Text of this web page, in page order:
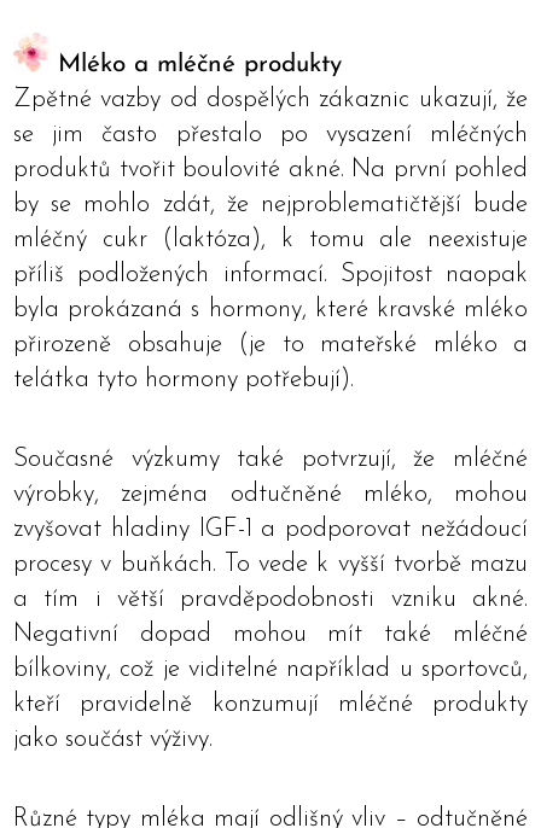
Mléko a mléčné produkty
Zpětné vazby od dospělých zákaznic ukazují, že
se jim často přestalo po vysazení mléčných
produktů tvořit boulovité akné. Na první pohled
by se mohlo zdát, že nejproblematičtější bude
mléčný cukr (laktóza), k tomu ale neexistuje
příliš podložených informací. Spojitost naopak
byla prokázaná s hormony, které kravské mléko
přirozeně obsahuje (je to mateřské mléko a
telátka tyto hormony potřebují).
Současné výzkumy také potvrzují, že mléčné
výrobky, zejména odtučněné mléko, mohou
zvyšovat hladiny IGF-1 a podporovat nežádoucí
procesy v buňkách. To vede k vyšší tvorbě mazu
a tím i větší pravděpodobnosti vzniku akné.
Negativní dopad mohou mít také mléčné
bílkoviny, což je viditelné například u sportovců,
kteří pravidelně konzumují mléčné produkty
jako součást výživy.
Různé typy mléka mají odlišný vliv – odtučněné